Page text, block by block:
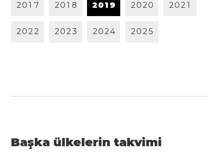
20 1 7 20 1 8 201 9 2020 202 1
2022 2023 2024 2025
Başka ülkelerin takvimi